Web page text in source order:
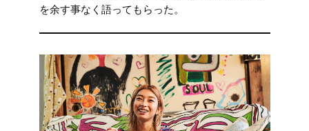
を余す事なく語ってもらった。